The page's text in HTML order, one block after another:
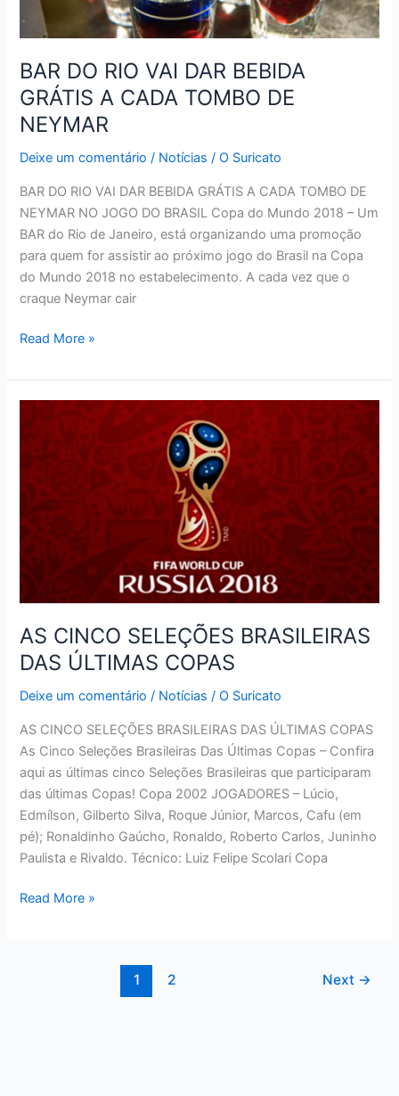
BAR DO RIO VAI DAR BEBIDA
GRÁTIS A CADA TOMBO DE
NEYMAR
Deixe um comentário / Notícias /O Suricato
BAR DO RIO VAI DAR BEBIDA GRÁTIS A CADA TOMBO DE
NEYMAR NO JOGO DO BRASIL Copa do Mundo 2018 – Um
BAR do Rio de Janeiro, está organizando uma promoção
para quem for assistir ao próximo jogo do Brasil na Copa
do Mundo 2018 no estabelecimento. A cada vez que o
craque Neymar cair
BAR
RIO
VAI
BEBIDA
GRÁTIS
CADA
TOMBO
DE
NEYMAR
Read More »
AS CINCO SELEÇÕES BRASILEIRAS
DAS ÚLTIMAS COPAS
Deixe um comentário / Notícias /O Suricato
AS CINCO SELEÇÕES BRASILEIRAS DAS ÚLTIMAS COPAS
As Cinco Seleções Brasileiras Das Últimas Copas – Confira
aqui as últimas cinco Seleções Brasileiras que participaram
das últimas Copas! Copa 2002 JOGADORES – Lúcio,
Edmílson, Gilberto Silva, Roque Júnior, Marcos, Cafu (em
pé); Ronaldinho Gaúcho, Ronaldo, Roberto Carlos, Juninho
Paulista e Rivaldo. Técnico: Luiz Felipe Scolari Copa
AS
Read More »
1 2 Next →